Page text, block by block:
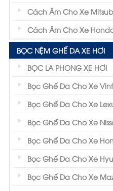
Cách Âm Cho Xe
Cách Âm Cho Xe
BỌC NỆM GHẾ DA XE HƠI
BỌC LA PHONG XE HƠI
Bọc Ghế Da Cho Xe
Bọc Ghế Da Cho Xe
Bọc Ghế Da Cho Xe
Bọc Ghế Da Cho Xe
Bọc Ghế Da Cho Xe
Bọc Ghế Da Cho Xe